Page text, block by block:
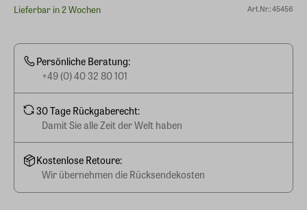
Lieferbar in 2 Wochen Art.Nr.: 45456
Persönliche Beratung:
+49 (0) 40 32 80 101
30 Tage Rückgaberecht:
Damit Sie alle Zeit der Welt haben
Kostenlose Retoure:
Wir übernehmen die Rücksendekosten